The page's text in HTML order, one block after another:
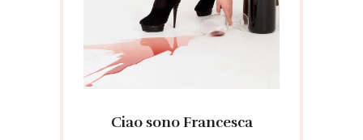
Ciao sono Francesca